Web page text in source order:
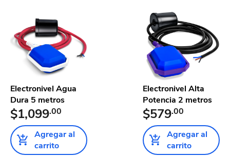
Electronivel Agua
Dura 5 metros
$1,099.00
Agregar al
carrito
Electronivel Alta
Potencia 2 metros
$579.00
Agregar al
carrito